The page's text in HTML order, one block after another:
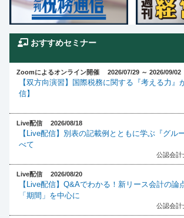
おすすめセミナー
Zoomによるオンライン開催 2026/07/29 ～ 2026/09/02
【双方向演習】国際税務に関する『考える力』
信】
Live配信 2026/08/18
【Live配信】別表の記載例とともに学ぶ『グル
べて
公認会
Live配信 2026/08/20
【Live配信】Q&Aでわかる！新リース会計の論
「期間」を中心に
公認会